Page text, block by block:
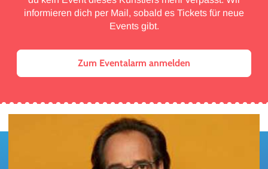
informieren dich per Mail, sobald es Tickets für neue
Events gibt.
Zum Eventalarm anmelden